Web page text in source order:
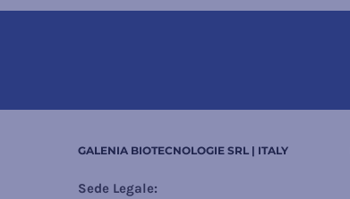
GALENIA BIOTECNOLOGIE SRL | ITALY
Sede Legale: